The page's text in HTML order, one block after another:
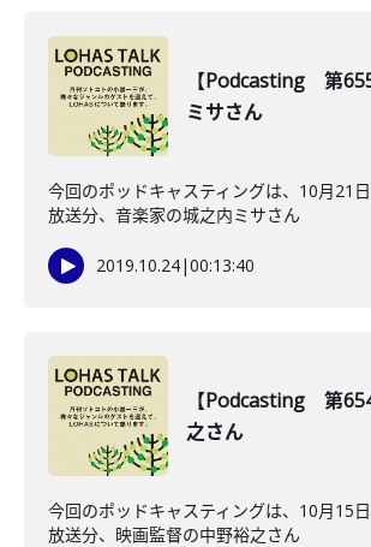
【Podcasting 第
ミサさん
今回のポッドキャスティングは、10月21
放送分、音楽家の城之内ミサさん
2019.10.24|00:13:40
【Podcasting 第
之さん
今回のポッドキャスティングは、10月15
放送分、映画監督の中野裕之さん